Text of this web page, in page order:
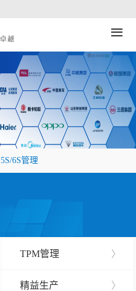
≡
5S/6S管理
TPM管理 〉
精益生产 〉